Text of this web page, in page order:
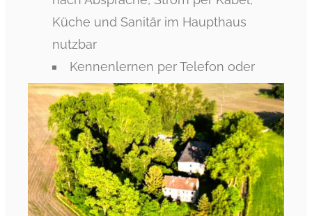
Küche und Sanitär im Haupthaus
nutzbar
Kennenlernen per Telefon oder
Zoom, Besuch vorab möglich